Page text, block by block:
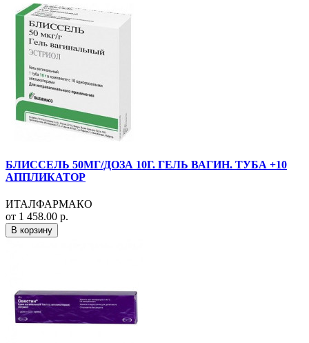
БЛИССЕЛЬ 50МГ/ДОЗА 10Г. ГЕЛЬ ВАГИН. ТУБА +10
АППЛИКАТОР
ИТАЛФАРМАКО
от 1 458.00 р.
В корзину